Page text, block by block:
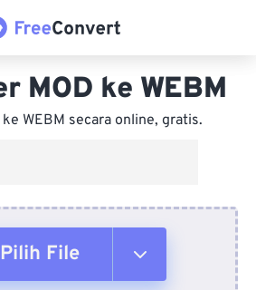
MOD ke WEBM
WEBM secara online, gratis.
Pilih File